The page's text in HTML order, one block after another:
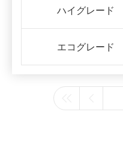
ハイグレード
エコグレード